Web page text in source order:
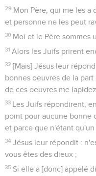
29 Mon Père, qui me les a
et personne ne les peut
30 Moi et le Père sommes
31 Alors les Juifs prirent
32 [Mais] Jésus leur
bonnes oeuvres de la
de ces oeuvres me
33 Les Juifs répondirent,
point pour aucune bonne
et parce que n'étant qu'un
34 Jésus leur répondit :
vous êtes des dieux ;
35 Si elle a [donc] appelé